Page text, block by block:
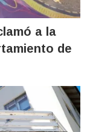
a la
de